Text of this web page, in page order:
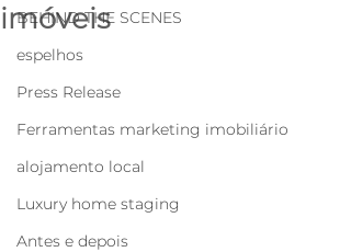
BEHIND THE SCENES
espelhos
Press Release
Ferramentas marketing imobiliário
alojamento local
Luxury home staging
Antes e depois
imóveis